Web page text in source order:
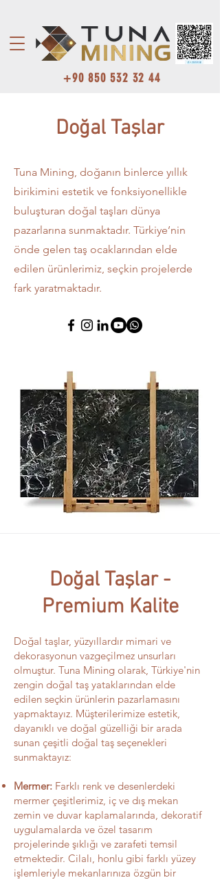
+90 850 532 32 44
Doğal Taşlar
Tuna Mining, doğanın binlerce yıllık
birikimini estetik ve fonksiyonellikle
buluşturan doğal taşları dünya
pazarlarına sunmaktadır. Türkiye’nin
önde gelen taş ocaklarından elde
edilen ürünlerimiz, seçkin projelerde
fark yaratmaktadır.
Doğal Taşlar -
Premium Kalite
Doğal taşlar, yüzyıllardır mimari ve
dekorasyonun vazgeçilmez unsurları
olmuştur. Tuna Mining olarak, Türkiye'nin
zengin doğal taş yataklarından elde
edilen seçkin ürünlerin pazarlamasını
yapmaktayız. Müşterilerimize estetik,
dayanıklı ve doğal güzelliği bir arada
sunan çeşitli doğal taş seçenekleri
sunmaktayız:
Mermer: Farklı renk ve desenlerdeki
mermer çeşitlerimiz, iç ve dış mekan
zemin ve duvar kaplamalarında, dekoratif
uygulamalarda ve özel tasarım
projelerinde şıklığı ve zarafeti temsil
etmektedir. Cilalı, honlu gibi farklı yüzey
işlemleriyle mekanlarınıza özgün bir